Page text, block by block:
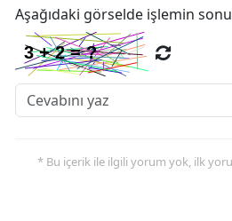
Aşağıdaki görselde işlemin
* Bu içerik ile ilgili yorum yok, ilk